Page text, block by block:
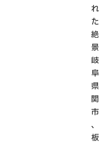
れ
た
絶
景
岐
阜
県
関
市
、
板